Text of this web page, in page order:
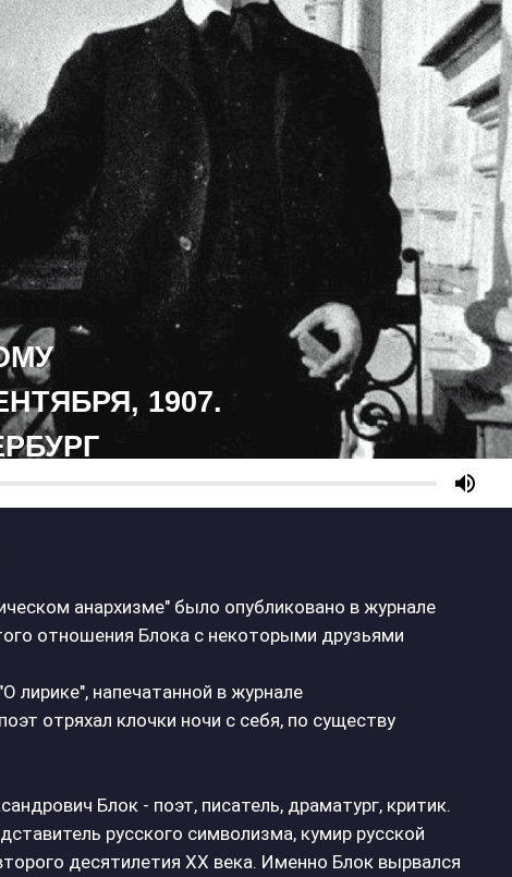
1907.
анархизме" было опубликовано в журнале
отношения Блока с некоторыми друзьями
лирике", напечатанной в журнале
отряхал клочки ночи с себя, по существу
Блок - поэт, писатель, драматург, критик.
русского символизма, кумир русской
десятилетия ХХ века. Именно Блок вырвался